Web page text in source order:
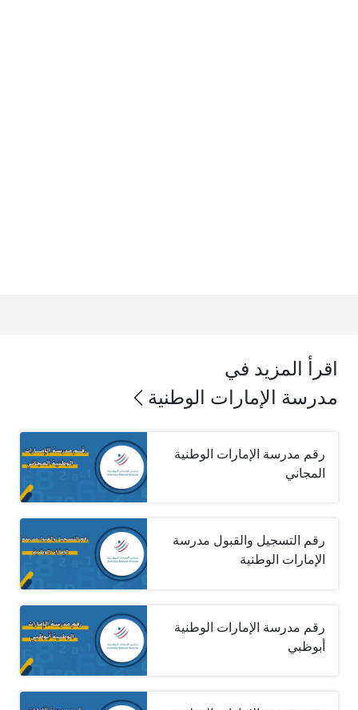
اقرأ المزيد في
مدرسة الإمارات الوطنية
رقم مدرسة الإمارات الوطنية
المجاني
رقم التسجيل والقبول مدرسة
الإمارات الوطنية
رقم مدرسة الإمارات الوطنية
أبوظبي